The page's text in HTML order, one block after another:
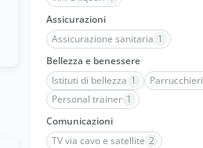
Assicurazioni
Assicurazione sanitaria 1
Bellezza e benessere
Istituti di bellezza 1 Parrucchieri
Personal trainer 1
Comunicazioni
TV via cavo e satellite 2